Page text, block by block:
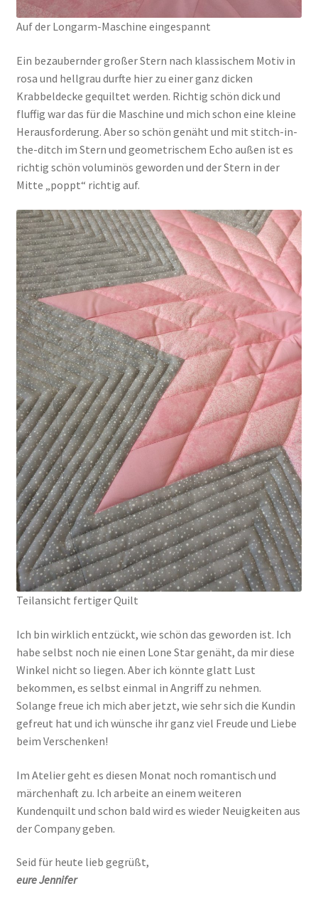
Auf der Longarm-Maschine eingespannt
Ein bezaubernder großer Stern nach klassischem Motiv in
rosa und hellgrau durfte hier zu einer ganz dicken
Krabbeldecke gequiltet werden. Richtig schön dick und
fluffig war das für die Maschine und mich schon eine kleine
Herausforderung. Aber so schön genäht und mit stitch-in-
the-ditch im Stern und geometrischem Echo außen ist es
richtig schön voluminös geworden und der Stern in der
Mitte „poppt“ richtig auf.
Teilansicht fertiger Quilt
Ich bin wirklich entzückt, wie schön das geworden ist. Ich
habe selbst noch nie einen Lone Star genäht, da mir diese
Winkel nicht so liegen. Aber ich könnte glatt Lust
bekommen, es selbst einmal in Angriff zu nehmen.
Solange freue ich mich aber jetzt, wie sehr sich die Kundin
gefreut hat und ich wünsche ihr ganz viel Freude und Liebe
beim Verschenken!
Im Atelier geht es diesen Monat noch romantisch und
märchenhaft zu. Ich arbeite an einem weiteren
Kundenquilt und schon bald wird es wieder Neuigkeiten aus
der Company geben.
Seid für heute lieb gegrüßt,
eure Jennifer